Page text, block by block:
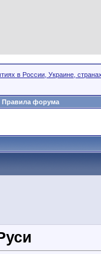
в России, Украине,
Правила форума